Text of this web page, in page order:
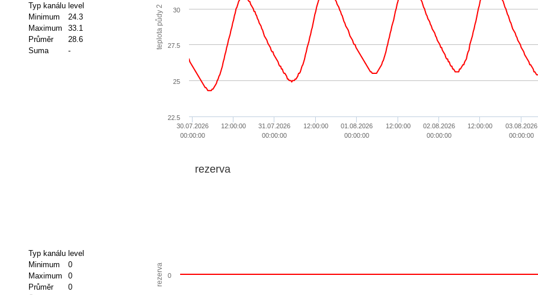
Typ kanálu level
Minimum
24.3
Maximum
33.1
Průměr
28.6
Suma
-
teplota půdy 2
30.07.2026
00:00:00
12:00:00
31.07.2026
00:00:00
12:00:00
01.08.2026
00:00:00
12:00:00
02.08.2026
00:00:00
12:00:00
03.08.2026
00:00:00
30
22.5
25
27.5
Typ kanálu level
Minimum
0
Maximum
0
Průměr
0
rezerva
rezerva
0